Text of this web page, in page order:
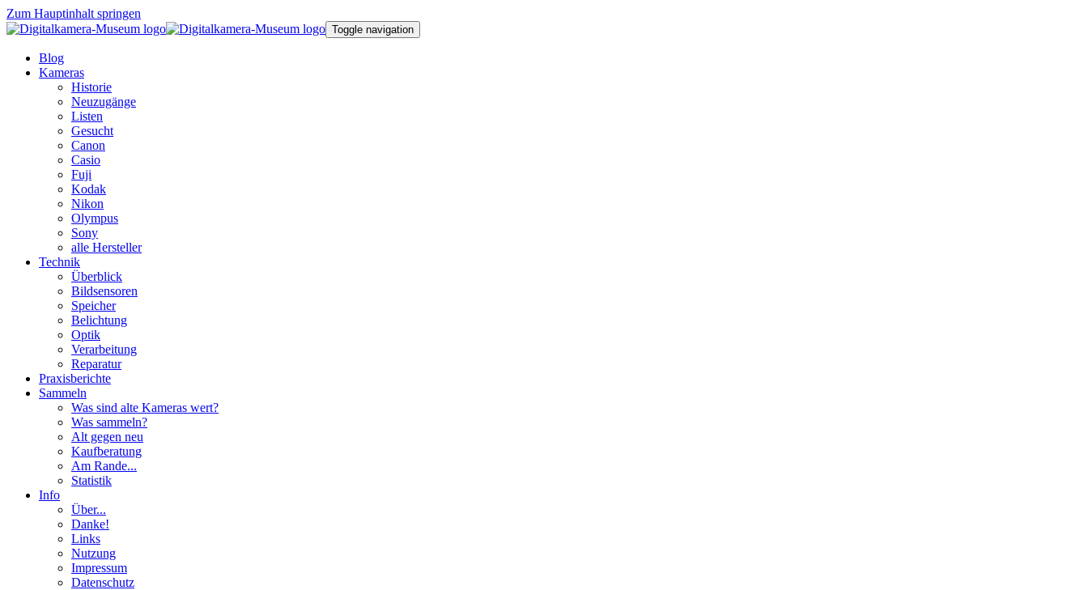
Zum Hauptinhalt springen
Toggle navigation
Blog
Kameras
Historie
Neuzugänge
Listen
Gesucht
Canon
Casio
Fuji
Kodak
Nikon
Olympus
Sony
alle Hersteller
Technik
Überblick
Bildsensoren
Speicher
Belichtung
Optik
Verarbeitung
Reparatur
Praxisberichte
Sammeln
Was sind alte Kameras wert?
Was sammeln?
Alt gegen neu
Kaufberatung
Am Rande...
Statistik
Info
Über...
Danke!
Links
Nutzung
Impressum
Datenschutz